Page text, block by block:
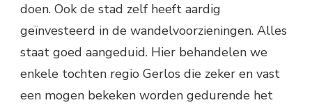
doen. Ook de stad zelf heeft aardig
geïnvesteerd in de wandelvoorzieningen. Alles
staat goed aangeduid. Hier behandelen we
enkele tochten regio Gerlos die zeker en vast
een mogen bekeken worden gedurende het